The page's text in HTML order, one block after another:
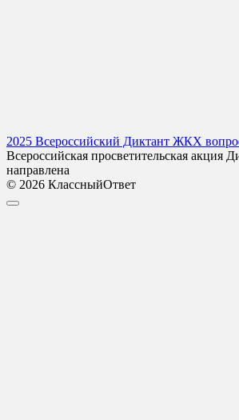
2025 Всероссийский Диктант ЖКХ
Всероссийская просветительская акция
направлена
© 2026 КлассныйОтвет